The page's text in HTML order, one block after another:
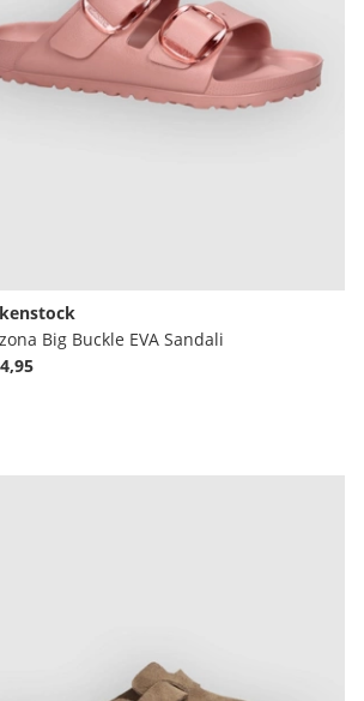
Big Buckle EVA Sandali